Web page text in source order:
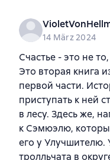
14 März 2024
Счастье - это не
Это вторая книга
первой части.
приступать к ней
в лесу. Здесь же,
к Сэмюэлю,
его у Улучшителю.
тролльчата в